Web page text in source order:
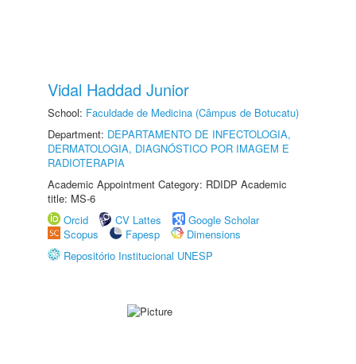
Vidal Haddad Junior
School: Faculdade de Medicina (Câmpus de Botucatu)
Department: DEPARTAMENTO DE INFECTOLOGIA,
DERMATOLOGIA, DIAGNÓSTICO POR IMAGEM E
RADIOTERAPIA
Academic Appointment Category: RDIDP Academic
title: MS-6
Orcid
CV Lattes
Google Scholar
Scopus
Fapesp
Dimensions
Repositório Institucional UNESP